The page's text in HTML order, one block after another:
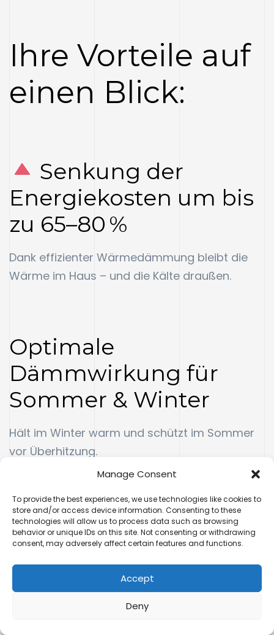
Manage Consent
To provide the best experiences, we use technologies like cookies to
store and/or access device information. Consenting to these
technologies will allow us to process data such as browsing
behavior or unique IDs on this site. Not consenting or withdrawing
consent, may adversely affect certain features and functions.
Accept
Deny
Ihre Vorteile auf
einen Blick:
Senkung der
Energiekosten um bis
zu 65–80 %
Dank effizienter Wärmedämmung bleibt die
Wärme im Haus – und die Kälte draußen.
Optimale
Dämmwirkung für
Sommer & Winter
Hält im Winter warm und schützt im Sommer
vor Überhitzung.
Verbesserte
Wohnqualität durch
gleichmäßige
Raumtemperatur